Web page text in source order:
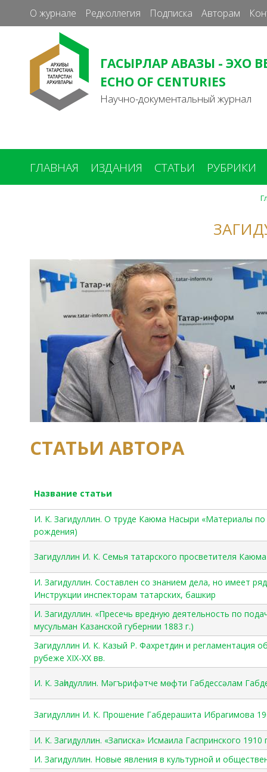
О журнале Редколлегия Подписка Авторам
ГАСЫРЛАР АВАЗЫ - ЭХО
ECHO OF CENTURIES
Научно-документальный журнал
ГЛАВНАЯ ИЗДАНИЯ СТАТЬИ РУБРИКИ
СТАТЬИ АВТОРА
Название статьи
И. К. Загидуллин. О труде Каюма Насыри «Материалы
рождения)
Загидуллин И. К. Семья татарского просветителя
И. Загидуллин. Составлен со знанием дела, но имеет
Инструкции инспекторам татарских, башкир
И. Загидуллин. «Пресечь вредную деятельность по
мусульман Казанской губернии 1883 г.)
Загидуллин И. К. Казый Р. Фахретдин и регламентация
рубеже XIX-XX вв.
И. К. Заһидуллин. Мәгърифәтче мөфти Габдессәлам
Загидуллин И. К. Прошение Габдерашита Ибрагимова
И. К. Загидуллин. «Записка» Исмаила Гаспринского 1910
И. Загидуллин. Новые явления в культурной и